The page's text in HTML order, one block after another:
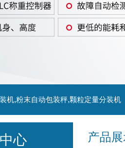
机,粉末自动包装秤,颗粒定量分装机
产品
心